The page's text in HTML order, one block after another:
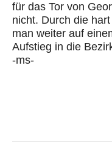
für das Tor von
nicht. Durch die
man weiter auf
Aufstieg in die
-ms-